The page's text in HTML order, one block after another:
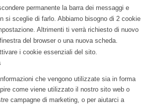
permanente la barra dei messaggi e
si sceglie di farlo. Abbiamo bisogno di 2 cookie
Altrimenti ti verrà richiesto di nuovo
del browser o una nuova scheda.
i cookie essenziali del sito.
che vengono utilizzate sia in forma
come viene utilizzato il nostro sito web o
campagne di marketing, o per aiutarci a